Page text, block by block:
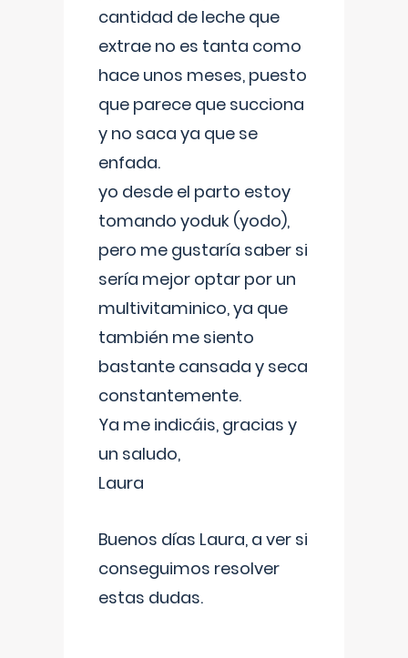
cantidad de leche que
extrae no es tanta como
hace unos meses, puesto
que parece que succiona
y no saca ya que se
enfada.
yo desde el parto estoy
tomando yoduk (yodo),
pero me gustaría saber si
sería mejor optar por un
multivitaminico, ya que
también me siento
bastante cansada y seca
constantemente.
Ya me indicáis, gracias y
un saludo,
Laura
Buenos días Laura, a ver si
conseguimos resolver
estas dudas.